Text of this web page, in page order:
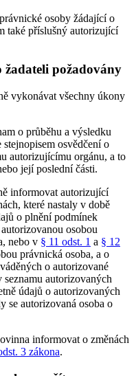
osoby žádající o
také příslušný autorizující
žadateli požadovány
vykonávat všechny úkony
o průběhu a výsledku
osvědčení o
autorizujícímu orgánu, a to
její poslední části.
informovat autorizující
které nastaly v době
o plnění podmínek
osobou
nebo v § 11 odst. 1 a § 12
právnická osoba, a o
o autorizované
autorizovaných
údajů o autorizovaných
se autorizovaná osoba o
informovat o změnách
3 zákona.